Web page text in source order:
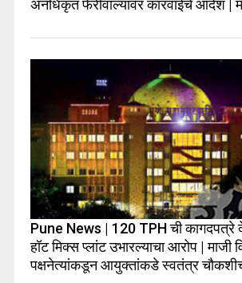
अनधिकृत फेरीवाल्यांवर कारवाईचे आदेश |
Pune News | 120 TPH ची
हॉट मिक्स प्लांट उभारल्याचा आरोप | माजी
पक्षनेत्यांकडून आयुक्तांकडे स्वतंत्र